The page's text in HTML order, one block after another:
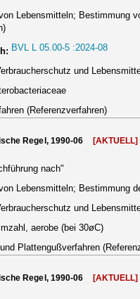
Lebensmitteln; Bestimmung
BVL L 05.00-5 :2024-08
und
(Referenzverfahren)
Regel, 1990-06 [AKTUELL]
nach"
Lebensmitteln; Bestimmung
und
aerobe (bei 30øC)
Plattengußverfahren
Regel, 1990-06 [AKTUELL]